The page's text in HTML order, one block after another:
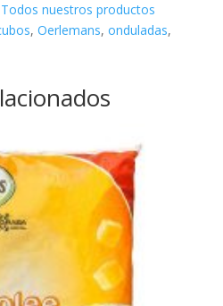
Todos nuestros productos
, Oerlemans, onduladas,